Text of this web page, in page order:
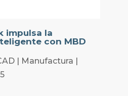
impulsa la
con MBD
| Manufactura |